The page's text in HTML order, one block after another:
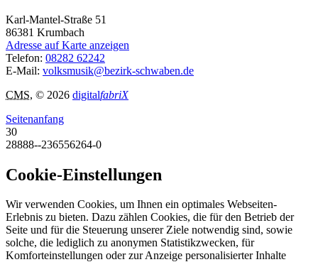
Karl-Mantel-Straße 51
86381 Krumbach
Adresse auf Karte anzeigen
Telefon: 08282 62242
E-Mail: volksmusik@bezirk-schwaben.de
CMS, © 2026 digitalfabriX
Seitenanfang
30
28888--236556264-0
Cookie-Einstellungen
Wir verwenden Cookies, um Ihnen ein optimales Webseiten-
Erlebnis zu bieten. Dazu zählen Cookies, die für den Betrieb der
Seite und für die Steuerung unserer Ziele notwendig sind, sowie
solche, die lediglich zu anonymen Statistikzwecken, für
Komforteinstellungen oder zur Anzeige personalisierter Inhalte